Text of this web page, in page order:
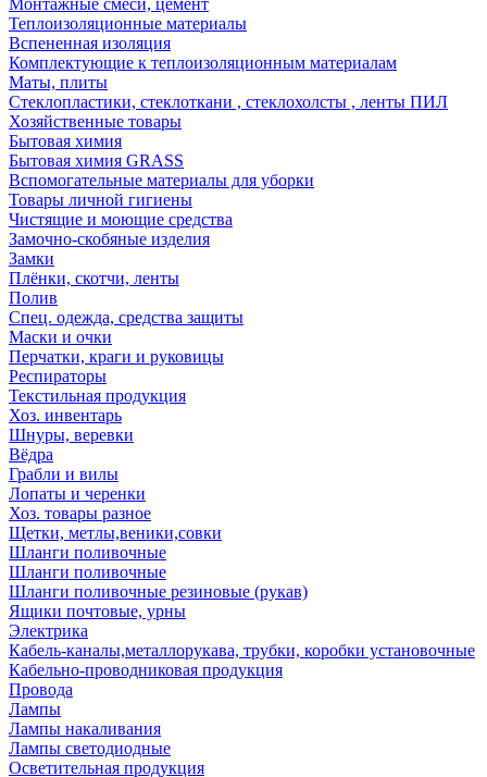
Монтажные смеси, цемент
Теплоизоляционные материалы
Вспененная изоляция
Комплектующие к теплоизоляционным материалам
Маты, плиты
Стеклопластики, стеклоткани , стеклохолсты , ленты ПИЛ
Хозяйственные товары
Бытовая химия
Бытовая химия GRASS
Вспомогательные материалы для уборки
Товары личной гигиены
Чистящие и моющие средства
Замочно-скобяные изделия
Замки
Плёнки, скотчи, ленты
Полив
Спец. одежда, средства защиты
Маски и очки
Перчатки, краги и руковицы
Респираторы
Текстильная продукция
Хоз. инвентарь
Шнуры, веревки
Вёдра
Грабли и вилы
Лопаты и черенки
Хоз. товары разное
Щетки, метлы,веники,совки
Шланги поливочные
Шланги поливочные
Шланги поливочные резиновые (рукав)
Ящики почтовые, урны
Электрика
Кабель-каналы,металлорукава, трубки, коробки установочные
Кабельно-проводниковая продукция
Провода
Лампы
Лампы накаливания
Лампы светодиодные
Осветительная продукция